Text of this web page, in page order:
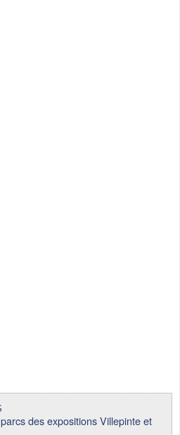
des expositions Villepinte et